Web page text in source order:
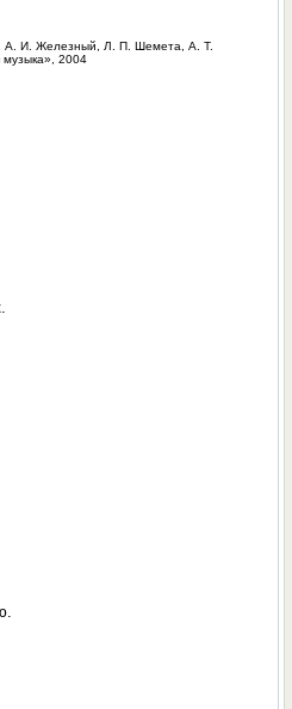
А. И. Железный, Л. П. Шемета, А. Т.
2004